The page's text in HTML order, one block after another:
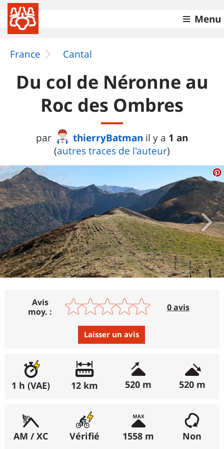
Menu
France Cantal
Du col de Néronne au
Roc des Ombres
par thierryBatman il y a 1 an
(autres traces de l'auteur)
Avis
moy. :
0 avis
Laisser un avis
Excellent:
0%
Moyen
Médiocre:
0%
1 h (VAE) 12 km 520 m 520 m
AM / XC Vérifié 1558 m Non